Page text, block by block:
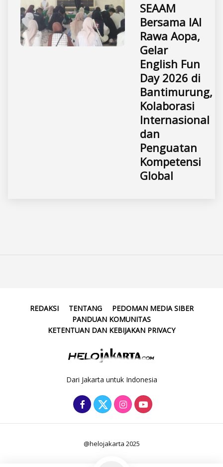
SEAAM
Bersama IAI
Rawa Aopa,
Gelar
English Fun
Day 2026 di
Bantimurung,
Kolaborasi
Internasional
dan
Penguatan
Kompetensi
Global
REDAKSI TENTANG
PEDOMAN MEDIA SIBER
PANDUAN KOMUNITAS
KETENTUAN DAN KEBIJAKAN PRIVACY
Dari Jakarta untuk Indonesia
@helojakarta 2025